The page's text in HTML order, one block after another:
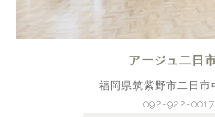
アージュ二日
福岡県筑紫野市二日市
092-922-0017